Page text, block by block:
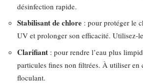
désinfection rapide.
Stabilisant de chlore : pour protéger le
UV et prolonger son efficacité. Utilisez-
Clarifiant : pour rendre l’eau plus
particules fines non filtrées. À utiliser en
floculant.